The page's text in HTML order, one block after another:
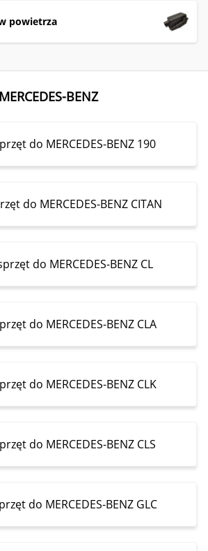
powietrza
BENZ
do MERCEDES-BENZ 190
do MERCEDES-BENZ CITAN
do MERCEDES-BENZ CL
do MERCEDES-BENZ CLA
do MERCEDES-BENZ CLK
do MERCEDES-BENZ CLS
do MERCEDES-BENZ GLC